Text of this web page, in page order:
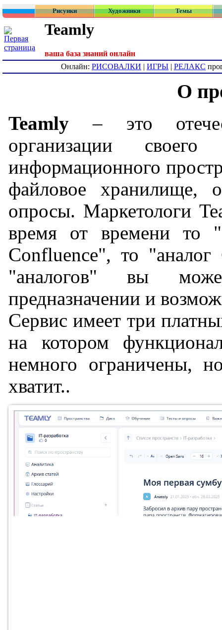
Рисунки Художники Темы
Teamly
ваша база знаний онлайн
Онлайн: РИСОВАЛКИ | ИГРЫ | РЕЛАКС
О
Teamly – это
организации
информационного
файловое хранилище,
опросы. Маркетологи
время от времени то
Confluence", то
"аналогов" вы
предназначении и
Сервис имеет три
на котором
немного ограничены,
хватит..